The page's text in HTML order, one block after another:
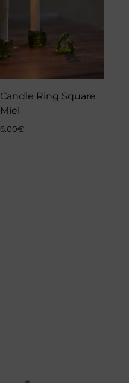
Candle Ring Square
Miel
6.00€